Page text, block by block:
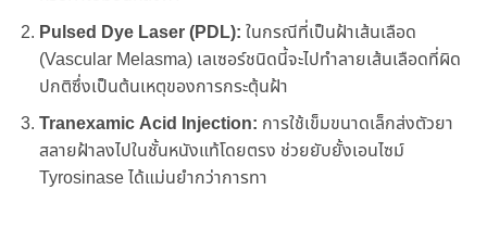
Pulsed Dye Laser (PDL): ในกรณีที่เป็นฝ้าเส้นเลือด
(Vascular Melasma) เลเซอร์ชนิดนี้จะไปทำลายเส้นเลือดที่ผิด
ปกติซึ่งเป็นต้นเหตุของการกระตุ้นฝ้า
Tranexamic Acid Injection: การใช้เข็มขนาดเล็กส่งตัวยา
สลายฝ้าลงไปในชั้นหนังแท้โดยตรง ช่วยยับยั้งเอนไซม์
Tyrosinase ได้แม่นยำกว่าการทา